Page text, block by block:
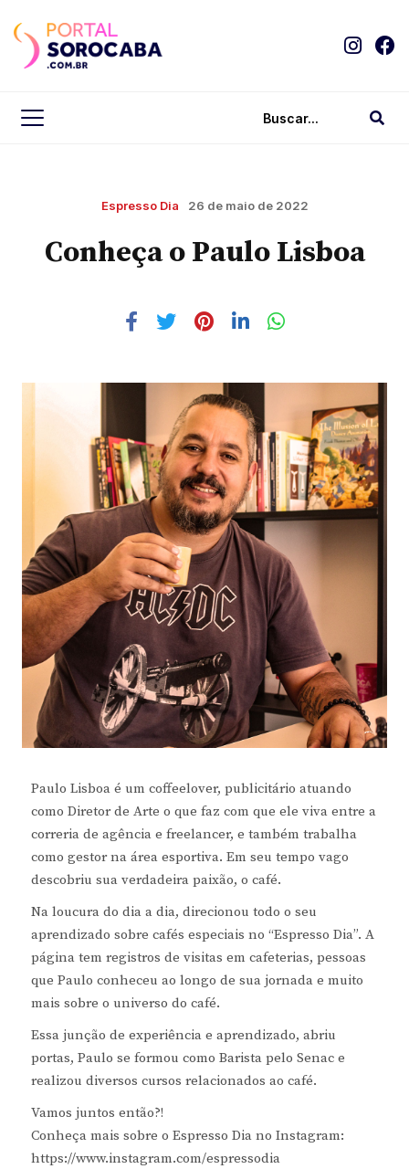
Espresso Dia 26 de maio de 2022
Conheça o Paulo Lisboa
Paulo Lisboa é um coffeelover, publicitário atuando
como Diretor de Arte o que faz com que ele viva entre a
correria de agência e freelancer, e também trabalha
como gestor na área esportiva. Em seu tempo vago
descobriu sua verdadeira paixão, o café.
Na loucura do dia a dia, direcionou todo o seu
aprendizado sobre cafés especiais no “Espresso Dia”. A
página tem registros de visitas em cafeterias, pessoas
que Paulo conheceu ao longo de sua jornada e muito
mais sobre o universo do café.
Essa junção de experiência e aprendizado, abriu
portas, Paulo se formou como Barista pelo Senac e
realizou diversos cursos relacionados ao café.
Vamos juntos então?!
Conheça mais sobre o Espresso Dia no Instagram:
https://www.instagram.com/espressodia